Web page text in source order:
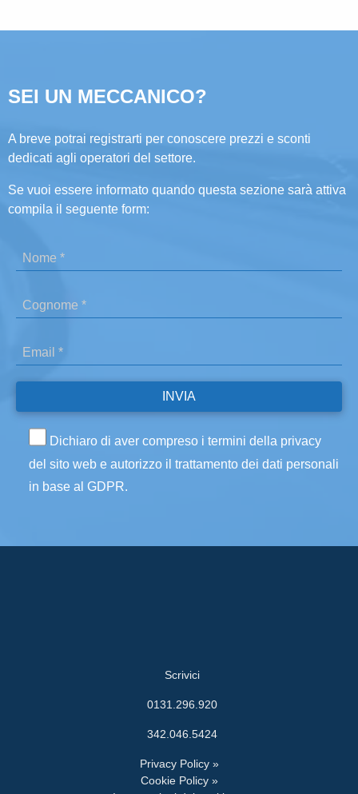
SEI UN MECCANICO?
A breve potrai registrarti per conoscere prezzi e sconti
dedicati agli operatori del settore.
Se vuoi essere informato quando questa sezione sarà attiva
compila il seguente form:
Dichiaro di aver compreso i termini della privacy
del sito web e autorizzo il trattamento dei dati personali
in base al GDPR.
Scrivici
0131.296.920
342.046.5424
Privacy Policy »
Cookie Policy »